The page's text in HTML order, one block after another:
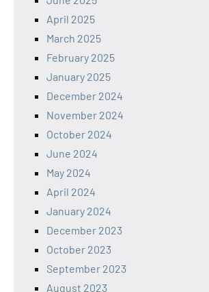
April 2025
March 2025
February 2025
January 2025
December 2024
November 2024
October 2024
June 2024
May 2024
April 2024
January 2024
December 2023
October 2023
September 2023
August 2023